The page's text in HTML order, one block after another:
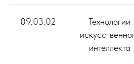
09.03.02
Технологии
интеллекта